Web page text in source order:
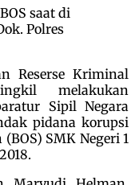
saat di
Polres
Reserse Kriminal
melakukan
Sipil Negara
pidana korupsi
SMK Negeri 1